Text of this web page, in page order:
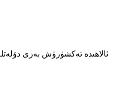
ئالاھىدە تەكشۈرۈش بەزى